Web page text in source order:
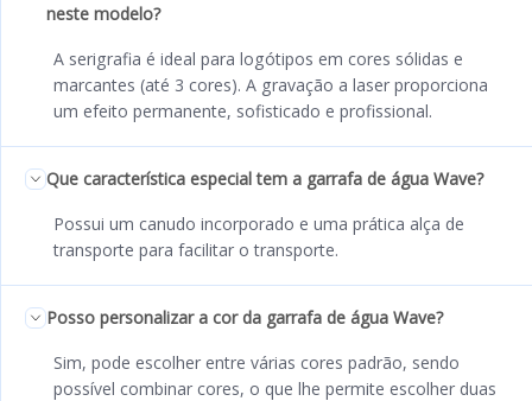
neste modelo?
A serigrafia é ideal para logótipos em cores sólidas e
marcantes (até 3 cores). A gravação a laser proporciona
um efeito permanente, sofisticado e profissional.
Que característica especial tem a garrafa de água Wave?
Possui um canudo incorporado e uma prática alça de
transporte para facilitar o transporte.
Posso personalizar a cor da garrafa de água Wave?
Sim, pode escolher entre várias cores padrão, sendo
possível combinar cores, o que lhe permite escolher duas